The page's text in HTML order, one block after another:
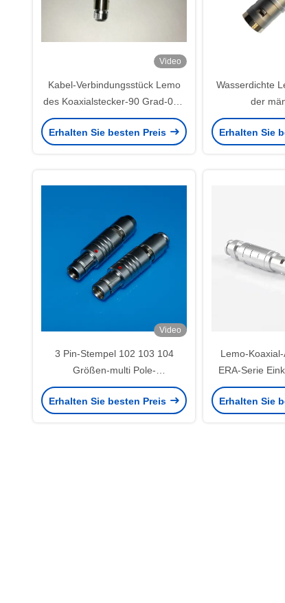
Video
Kabel-Verbindungsstück Lemo
des Koaxialstecker-90 Grad-00S
für Übersicht FLA.00.250
Erhalten Sie besten Preis
Wasserdichte
der
Erhalten Sie
Video
3 Pin-Stempel 102 103 104
Größen-multi Pole-
Gegentaktverbindungsstücke
Fischer kompatibel
Erhalten Sie besten Preis
Lemo-
ERA-Serie
Erhalten Sie